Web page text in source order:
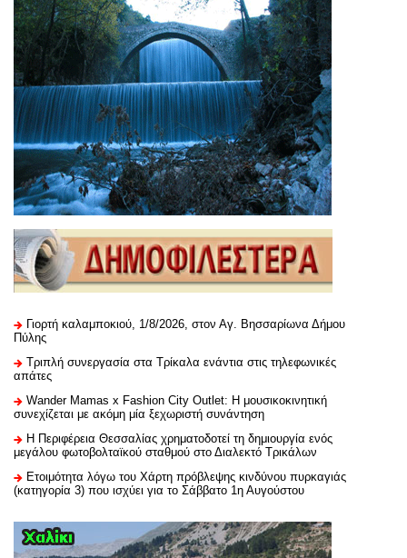
Γιορτή καλαμποκιού, 1/8/2026, στον Αγ. Βησσαρίωνα Δήμου
Πύλης
Τριπλή συνεργασία στα Τρίκαλα ενάντια στις τηλεφωνικές
απάτες
Wander Mamas x Fashion City Outlet: Η μουσικοκινητική
συνεχίζεται με ακόμη μία ξεχωριστή συνάντηση
H Περιφέρεια Θεσσαλίας χρηματοδοτεί τη δημιουργία ενός
μεγάλου φωτοβολταϊκού σταθμού στο Διαλεκτό Τρικάλων
Ετοιμότητα λόγω του Χάρτη πρόβλεψης κινδύνου πυρκαγιάς
(κατηγορία 3) που ισχύει για το Σάββατο 1η Αυγούστου